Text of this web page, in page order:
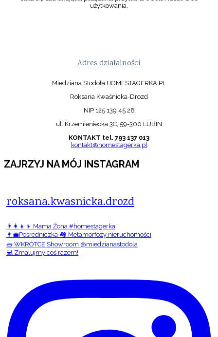
użytkowania.
Adres działalności
Miedziana Stodoła HOMESTAGERKA.PL
Roksana Kwaśnicka-Drozd
NIP 125 139 45 28
ul. Krzemieniecka 3C, 59-300 LUBIN
KONTAKT tel. 793 137 013
kontakt@homestagerka.pl
ZAJRZYJ NA MÓJ INSTAGRAM
roksana.kwasnicka.drozd
👨‍👩‍👧‍👦 Mama Żona #homestagerka
👩‍💼Pośredniczka 🏘️ Metamorfozy nieruchomości
🧱 WKRÓTCE Showroom @miedzianastodola
💻 Zmalujmy coś razem!